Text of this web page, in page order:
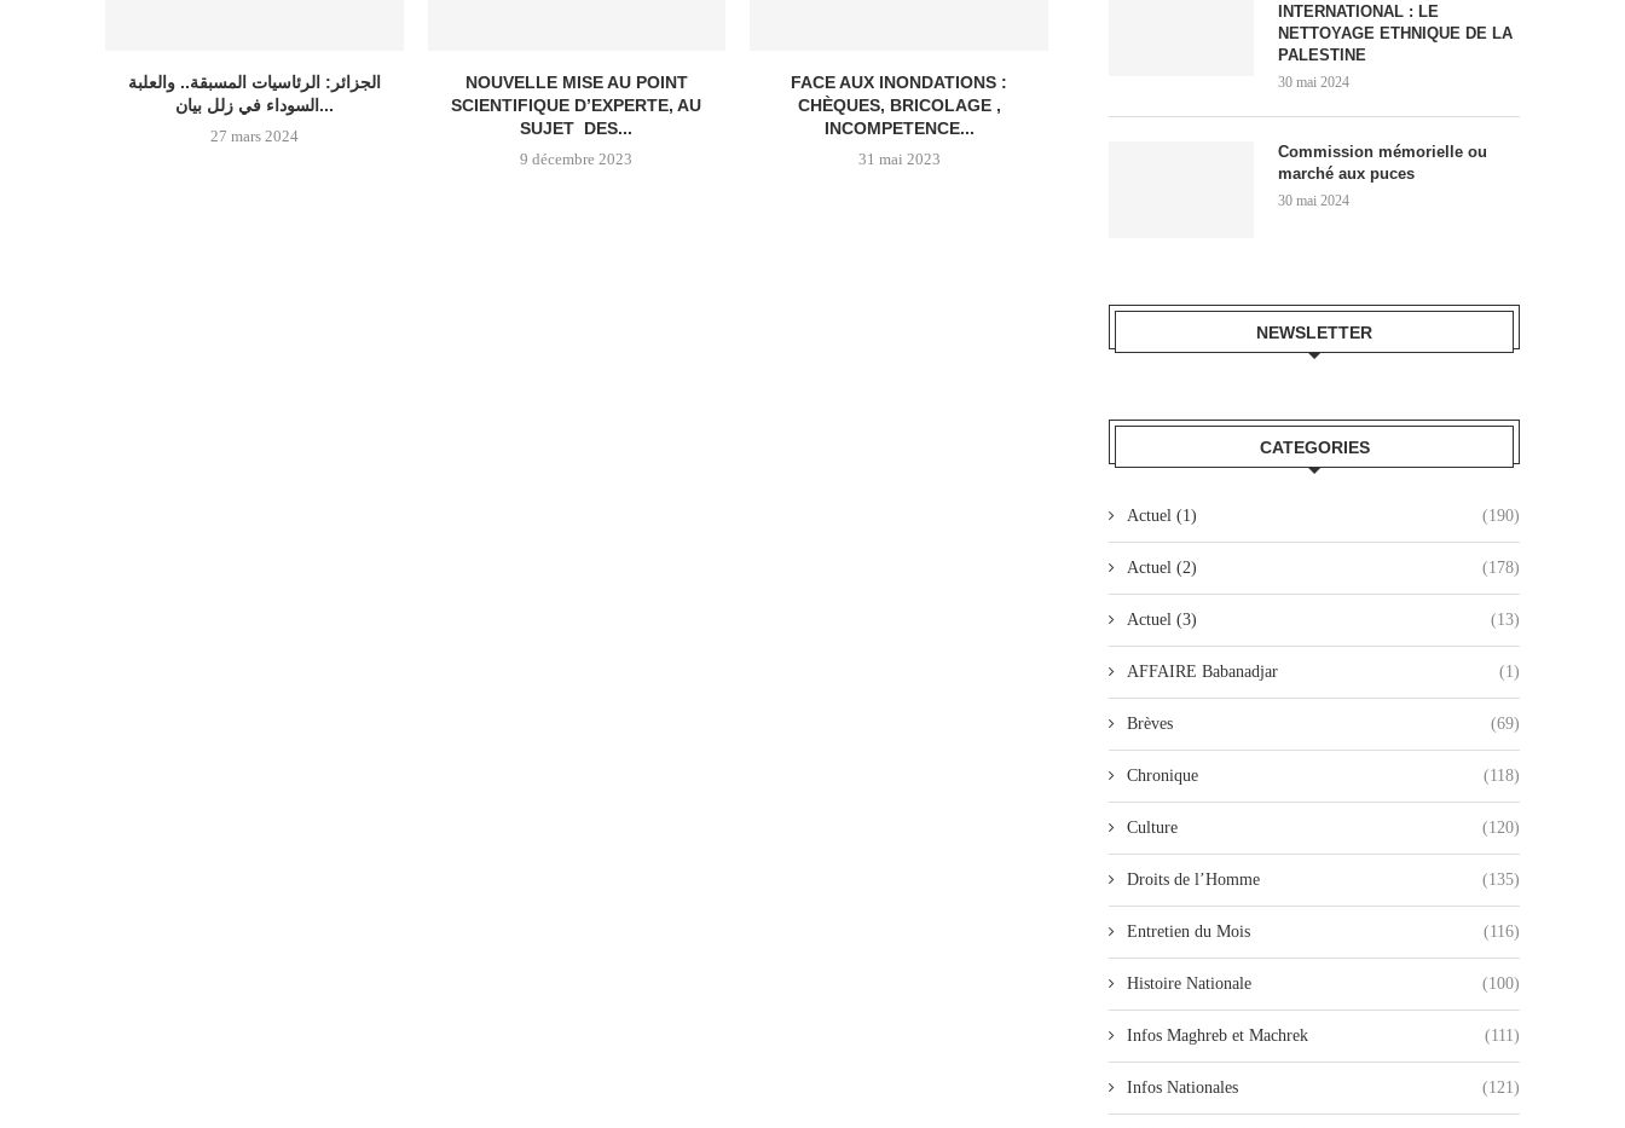
الجزائر: الرئاسيات المسبقة.. والعلبة
السوداء في زلل بيان...
27 mars 2024
NOUVELLE MISE AU POINT
SCIENTIFIQUE D’EXPERTE, AU
SUJET DES...
9 décembre 2023
FACE AUX INONDATIONS :
CHÈQUES, BRICOLAGE ,
INCOMPETENCE...
31 mai 2023
INTERNATIONAL : LE
NETTOYAGE ETHNIQUE DE LA
PALESTINE
30 mai 2024
Commission mémorielle ou
marché aux puces
30 mai 2024
NEWSLETTER
CATEGORIES
Actuel (1) (190)
Actuel (2) (178)
Actuel (3) (13)
AFFAIRE Babanadjar (1)
Brèves (69)
Chronique (118)
Culture (120)
Droits de l’Homme (135)
Entretien du Mois (116)
Histoire Nationale (100)
Infos Maghreb et Machrek (111)
Infos Nationales (121)